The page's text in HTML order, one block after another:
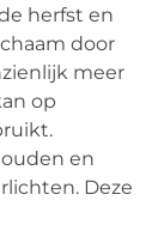
herfst en
door
meer
op
en
Deze